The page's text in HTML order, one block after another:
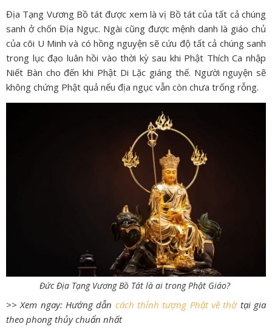
Địa Tạng Vương Bồ tát được xem là vị Bồ tát của tất cả chúng
sanh ở chốn Địa Ngục. Ngài cũng được mệnh danh là giáo chủ
của cõi U Minh và có hồng nguyện sẽ cứu độ tất cả chúng sanh
trong lục đạo luân hồi vào thời kỳ sau khi Phật Thích Ca nhập
Niết Bàn cho đến khi Phật Di Lặc giáng thế. Người nguyện sẽ
không chứng Phật quả nếu địa ngục vẫn còn chưa trống rỗng.
Đức Địa Tạng Vương Bồ Tát là ai trong Phật Giáo?
>> Xem ngay: Hướng dẫn cách thỉnh tượng Phật về thờtại gia
theo phong thủy chuẩn nhất